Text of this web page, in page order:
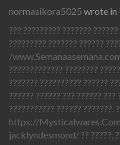
normasikora5025 wrote in
??? ????????? ???????
????????? ??????? ??????
/
????????????? ????????
??????? ?????????? ??????
?????? ?????? ??? ?????? ???
??????????? ?????? ???????.
https://
jacklyndesmond/ ?? ?????,